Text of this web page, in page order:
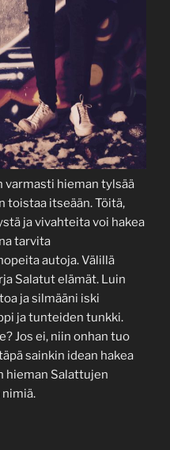
varmasti hieman tylsää
toistaa itseään. Töitä,
ja vivahteita voi hakea
tarvita
autoja. Välillä
Salatut elämät. Luin
ja silmääni iski
ja tunteiden tunkki.
Jos ei, niin onhan tuo
sainkin idean hakea
hieman Salattujen